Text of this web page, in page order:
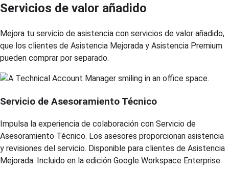
Servicios de valor añadido
Mejora tu servicio de asistencia con servicios de valor añadido,
que los clientes de Asistencia Mejorada y Asistencia Premium
pueden comprar por separado.
Servicio de Asesoramiento Técnico
Impulsa la experiencia de colaboración con Servicio de
Asesoramiento Técnico. Los asesores proporcionan asistencia
y revisiones del servicio. Disponible para clientes de Asistencia
Mejorada. Incluido en la edición Google Workspace Enterprise.